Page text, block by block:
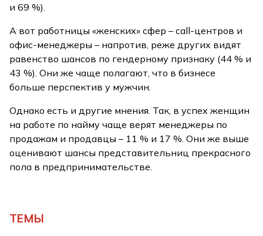
и 69 %).
А вот работницы «женских» сфер – call-центров и
офис-менеджеры – напротив, реже других видят
равенство шансов по гендерному признаку (44 % и
43 %). Они же чаще полагают, что в бизнесе
больше перспектив у мужчин.
Однако есть и другие мнения. Так, в успех женщин
на работе по найму чаще верят менеджеры по
продажам и продавцы – 11 % и 17 %. Они же выше
оценивают шансы представительниц прекрасного
пола в предпринимательстве.
ТЕМЫ